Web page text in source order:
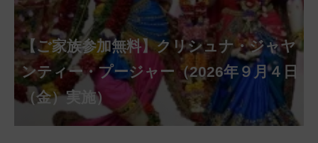
【ご家族参加無料】ナーガ・パンチャ
ミー・プージャー（2026年８月17日
（月）実施）
【ご家族参加無料】ヴァラ・ラクシュ
ミー・ヴラタ・プージャー（2026年８月
28日（金）実施）
【ご家族参加無料】サンカタハラ・チ
ャトゥルティー・プージャー（2026年８
月31日（月）実施）
【ご家族参加無料】クリシュナ・ジャヤ
ンティー・プージャー（2026年９月４日
（金）実施）
【ご家族参加無料】ガネーシャ・チャ
トゥルティー・プージャー（2026年９月
14日（月）実施）
【ご家族参加無料】マハーラクシュミ
ー・ヴラタ・プージャー（2026年９月19
日（土）実施）
【ご家族参加無料】マハーラヤー・ア
マーヴァシャー・プージャー（2026年10
月10日（土）実施）
第220回グループ・ホーマ（ナーガ・
パンチャミー、2026年８月17日（月）実
施）
第221回グループ・ホーマ（ガーヤト
リー・ジャヤンティー、2026年８月28日
（金）実施）
アンナダーナ・プロジェクト（食事の奉
仕）
ポストコロナ福祉活動支援募金